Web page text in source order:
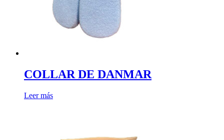
COLLAR DE DANMAR
Leer más